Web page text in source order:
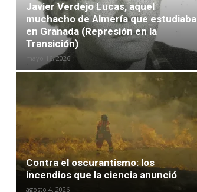
Javier Verdejo Lucas, aquel
muchacho de Almería que estudiaba
en Granada (Represión en la
Transición)
mayo 16, 2026
Contra el oscurantismo: los
incendios que la ciencia anunció
agosto 4, 2026